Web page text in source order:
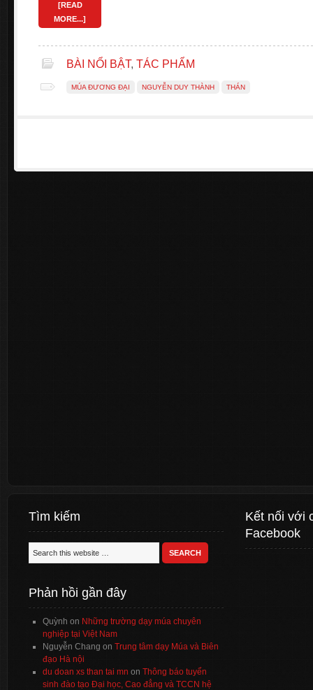
[READ
MORE...]
BÀI NỔI BẬT, TÁC PHẨM
MÚA ĐƯƠNG ĐẠI NGUYỄN DUY THÀNH THÁN
Tìm kiếm
Phản hồi gần đây
Quỳnh on Những trường dạy múa chuyên
nghiệp tại Việt Nam
Nguyễn Chang on Trung tâm dạy Múa và Biên
đạo Hà nội
du doan xs than tai mn on Thông báo tuyển
sinh đào tạo Đại học, Cao đẳng và TCCN hệ
Kết nối với
Facebook